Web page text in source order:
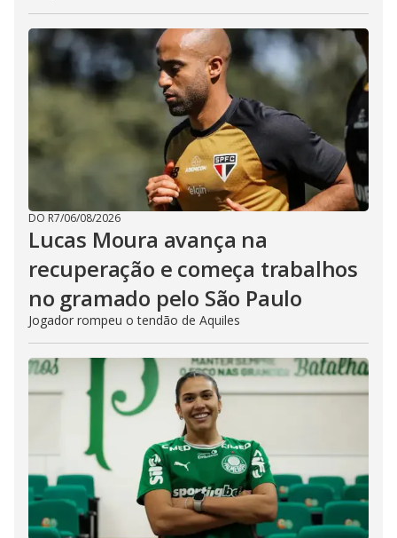
DO R7/06/08/2026
Lucas Moura avança na
recuperação e começa trabalhos
no gramado pelo São Paulo
Jogador rompeu o tendão de Aquiles